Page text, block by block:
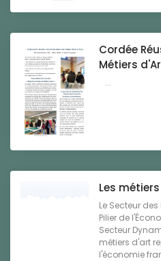
Cordée
Métiers
...
Les
Le Secteur
Pilier de
Secteur
métiers d'art
l'économie